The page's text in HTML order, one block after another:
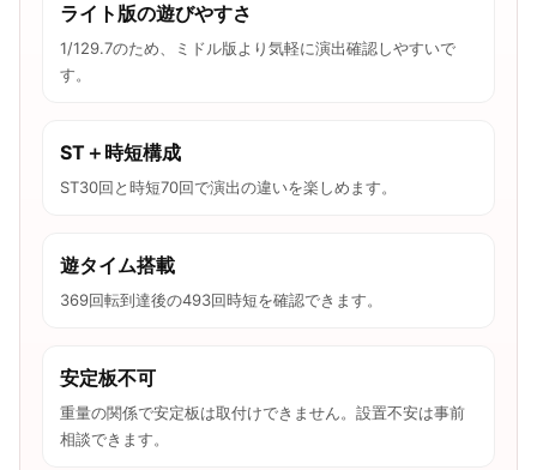
ライト版の遊びやすさ
1/129.7のため、ミドル版より気軽に演出確認しやすいで
す。
ST＋時短構成
ST30回と時短70回で演出の違いを楽しめます。
遊タイム搭載
369回転到達後の493回時短を確認できます。
安定板不可
重量の関係で安定板は取付けできません。設置不安は事前
相談できます。